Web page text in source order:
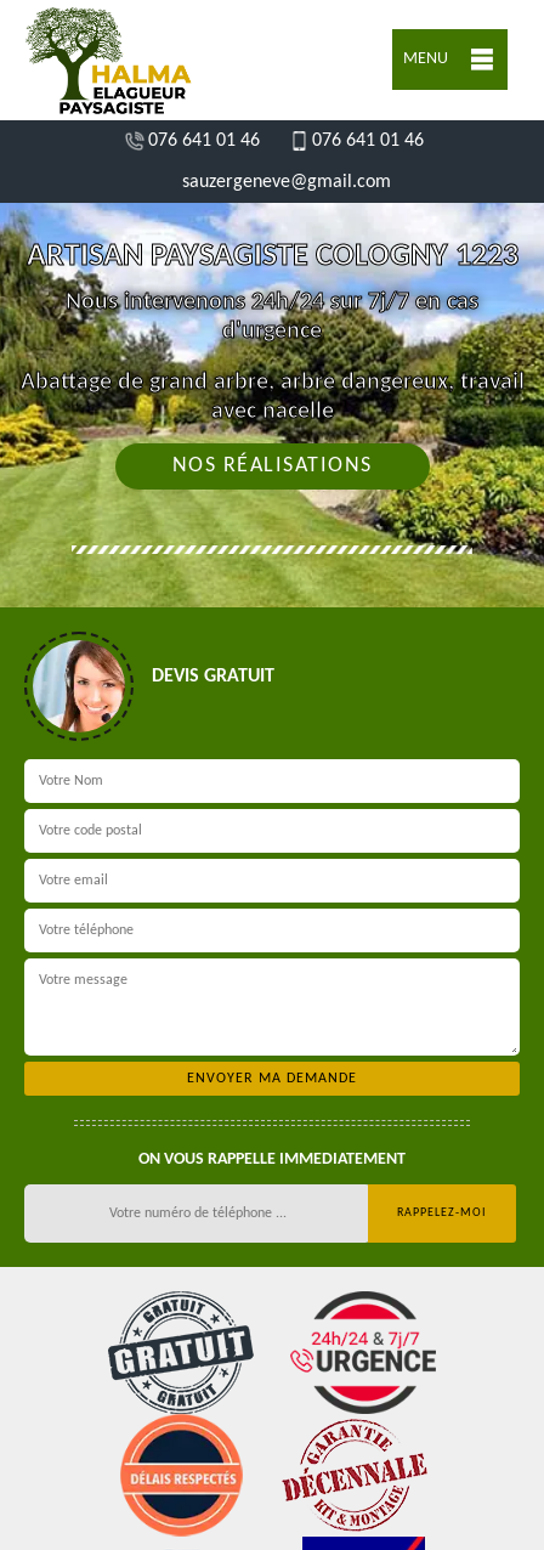
MENU
076 641 01 46 076 641 01 46
sauzergeneve@gmail.com
ARTISAN PAYSAGISTE COLOGNY 1223
Nous intervenons 24h/24 sur 7j/7 en cas
d'urgence
Abattage de grand arbre, arbre dangereux, travail
avec nacelle
NOS RÉALISATIONS
DEVIS GRATUIT
ON VOUS RAPPELLE IMMEDIATEMENT